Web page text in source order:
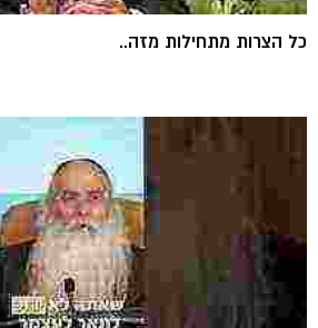
כל הצרות מתחילות מזה..